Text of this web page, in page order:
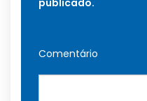
Comentário